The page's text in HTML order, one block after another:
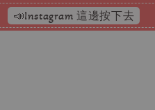
📣Instagram 這邊按下去